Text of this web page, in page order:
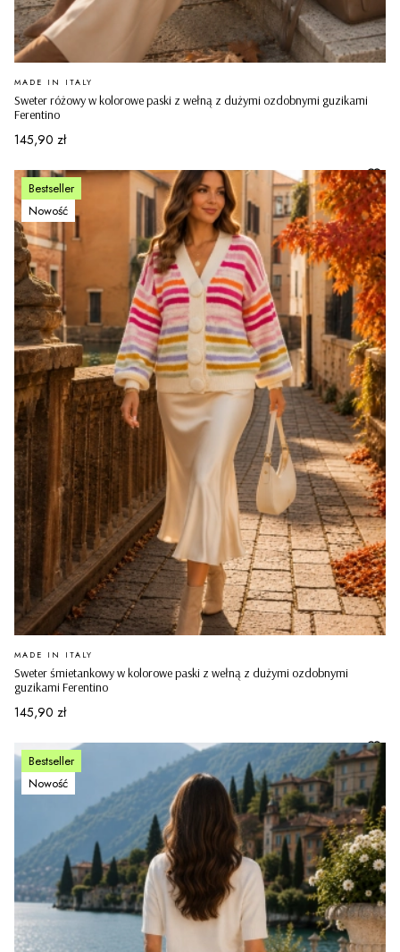
Sweter różowy w kolorowe paski z wełną z dużymi ozdobnymi guzikami
Ferentino
PRODUCENT
MADE IN ITALY
Cena
145,90 zł
Bestseller
Nowość
Sweter śmietankowy w kolorowe paski z wełną z dużymi ozdobnymi
guzikami Ferentino
PRODUCENT
MADE IN ITALY
Cena
145,90 zł
Bestseller
Nowość